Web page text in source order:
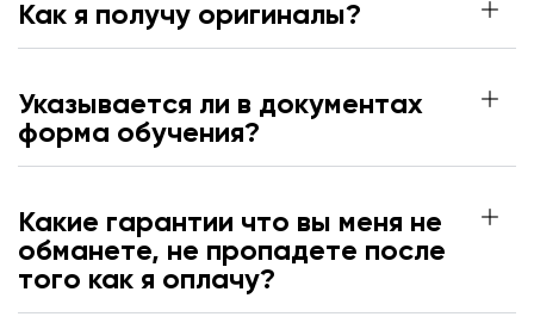
Как я получу оригиналы?
Указывается ли в документах
форма обучения?
Какие гарантии что вы меня не
обманете, не пропадете после
того как я оплачу?